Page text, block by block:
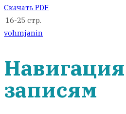
Скачать PDF
16-25 стр.
vohmjanin
записям